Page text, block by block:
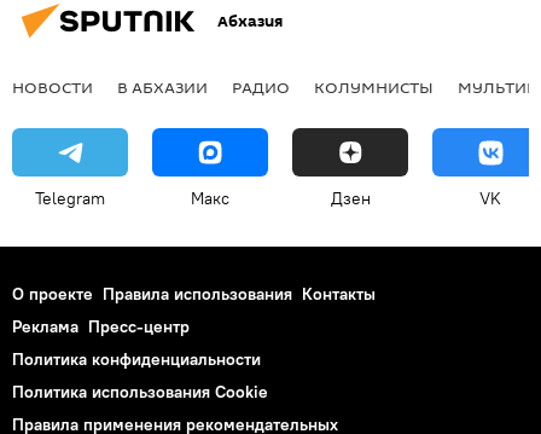
Абхазия
НОВОСТИ В АБХАЗИИ РАДИО КОЛУМНИСТЫ
Telegram Макс Дзен VK
О проекте Правила использования Контакты
Реклама Пресс-центр
Политика конфиденциальности
Политика использования Cookie
Правила применения рекомендательных